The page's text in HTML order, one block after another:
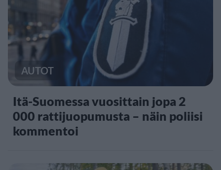
AUTOT
Itä-Suomessa vuosittain jopa 2
000 rattijuopumusta – näin poliisi
kommentoi